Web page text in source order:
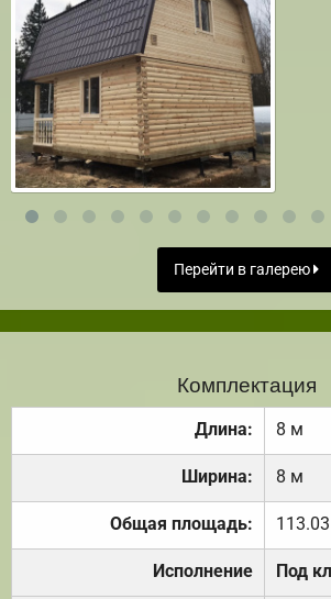
Перейти в галерею
Комплектация
Длина: 8 м
Ширина: 8 м
Общая площадь:
Исполнение Под